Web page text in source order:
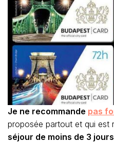
Je ne recommande pas
proposée partout et qui est
séjour de moins de 3 jours